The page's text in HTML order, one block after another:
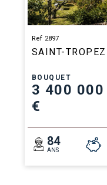
Ref 2897
SAINT-TROPEZ
BOUQUET
3 400 000
€
84
ANS